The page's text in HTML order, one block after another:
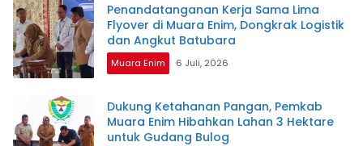
Penandatanganan Kerja Sama Lima
Flyover di Muara Enim, Dongkrak Logistik
dan Angkut Batubara
Muara Enim 6 Juli, 2026
Dukung Ketahanan Pangan, Pemkab
Muara Enim Hibahkan Lahan 3 Hektare
untuk Gudang Bulog